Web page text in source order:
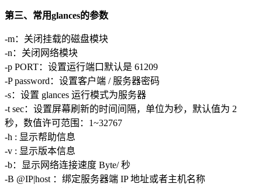
第三、常用glances的参数
-m：关闭挂载的磁盘模块
-n：关闭网络模块
-p PORT：设置运行端口默认是 61209
-P password：设置客户端 / 服务器密码
-s：设置 glances 运行模式为服务器
-t sec：设置屏幕刷新的时间间隔，单位为秒，默认值为 2
秒，数值许可范围：1~32767
-h : 显示帮助信息
-v : 显示版本信息
-b：显示网络连接速度 Byte/ 秒
-B @IP|host ：绑定服务器端 IP 地址或者主机名称